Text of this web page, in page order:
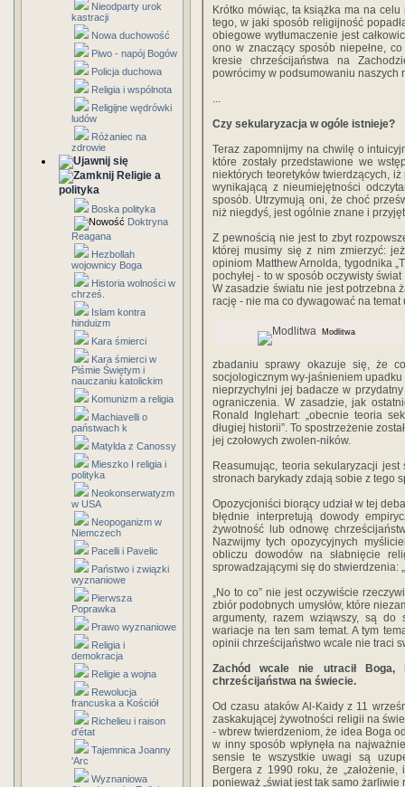
Nieodparty urok
kastracji
Nowa duchowość
Piwo - napój Bogów
Policja duchowa
Religia i wspólnota
Religijne wędrówki
ludów
Różaniec na
zdrowie
Religie a
polityka
Boska polityka
Doktryna
Reagana
Hezbollah
wojownicy Boga
Historia wolności w
chrześ.
Islam kontra
hinduizm
Kara śmierci
Kara śmierci w
Piśmie Świętym i
nauczaniu katolickim
Komunizm a religia
Machiavelli o
państwach k
Matylda z Canossy
Mieszko I religia i
polityka
Neokonserwatyzm
w USA
Neopoganizm w
Niemczech
Pacelli i Pavelic
Państwo i związki
wyznaniowe
Pierwsza
Poprawka
Prawo wyznaniowe
Religia i
demokracja
Religie a wojna
Rewolucja
francuska a Kościół
Richelieu i raison
d'état
Tajemnica Joanny
'Arc
Wyznaniowa
Krótko mówiąc, ta książka ma na
tego, w jaki sposób religijność
obiegowe wytłumaczenie jest
ono w znaczący sposób niepełne,
kresie chrześcijaństwa na
powrócimy w podsumowaniu naszych
...
Czy sekularyzacja w ogóle istnieje?
Teraz zapomnijmy na chwilę o
które zostały przedstawione we
niektórych teoretyków twierdzących,
wynikającą z nieumiejętności
sposób. Utrzymują oni, że choć
niż niegdyś, jest ogólnie znane i
Z pewnością nie jest to zbyt
której musimy się z nim zmierzyć:
opiniom Matthew Arnolda, tygodnika
pochyłej - to w sposób oczywisty
W zasadzie światu nie jest potrzebna
rację - nie ma co dywagować na
Modlitwa
zbadaniu sprawy okazuje się, że
socjologicznym wy-jaśnieniem
nieprzychylni jej badacze w
ograniczenia. W zasadzie, jak
Ronald Inglehart: „obecnie teoria
długiej historii”. To spostrzeżenie
jej czołowych zwolen-ników.
Reasumując, teoria sekularyzacji
stronach barykady zdają sobie z tego
Opozycjoniści biorący udział w tej
błędnie interpretują dowody
żywotność lub odnowę
Nazwijmy tych opozycyjnych
obliczu dowodów na słabnięcie
sprowadzającymi się do stwierdzenia:
„No to co” nie jest oczywiście
zbiór podobnych umysłów, które
argumenty, razem wziąwszy, są
wariacje na ten sam temat. A tym
opinii chrześcijaństwo wcale nie traci
Zachód wcale nie utracił Boga,
chrześcijaństwa na świecie.
Od czasu ataków Al-Kaidy z 11
zaskakującej żywotności religii na
- wbrew twierdzeniom, że idea Boga
w inny sposób wpłynęła na
sensie te wszystkie uwagi są
Bergera z 1990 roku, że
ponieważ „świat jest tak samo żarliwie